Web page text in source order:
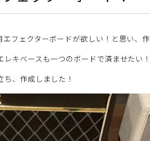
フェクターボードが欲しい！と思い、作
キベースも一つのボードで済ませたい！
、作成しました！